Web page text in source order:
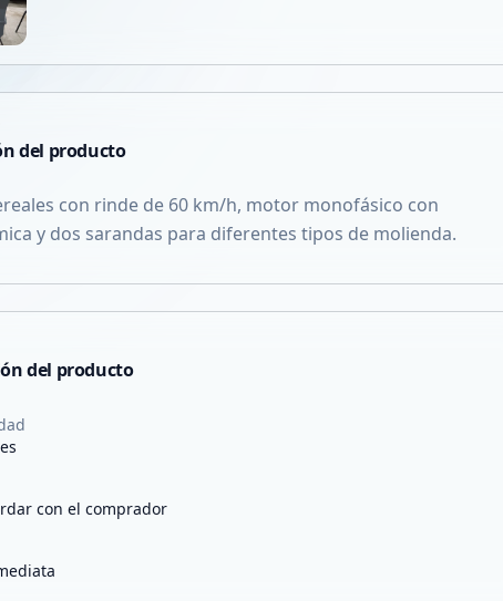
del producto
con rinde de 60 km/h, motor monofásico con
y dos sarandas para diferentes tipos de molienda.
del producto
con el comprador